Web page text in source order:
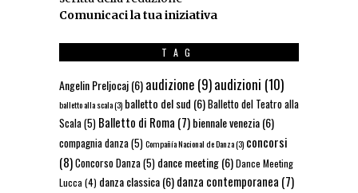
Comunicaci la tua iniziativa
TAG
Angelin Preljocaj(6)audizione (9)audizioni (10)
balletto alla scala(3) balletto del sud (6)Balletto del Teatro alla
Scala(5) Balletto di Roma (7)biennale venezia(6)
compagnia danza(5)Compañía Nacional de Danza(3) concorsi
(8)Concorso Danza(5) dance meeting(6)Dance Meeting
Lucca(4) danza classica(6)danza contemporanea (7)